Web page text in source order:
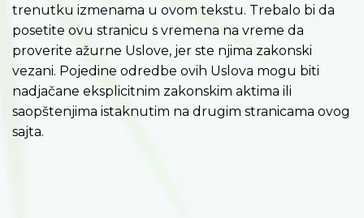
trenutku izmenama u ovom tekstu. Trebalo bi da
posetite ovu stranicu s vremena na vreme da
proverite ažurne Uslove, jer ste njima zakonski
vezani. Pojedine odredbe ovih Uslova mogu biti
nadjačane eksplicitnim zakonskim aktima ili
saopštenjima istaknutim na drugim stranicama ovog
sajta.